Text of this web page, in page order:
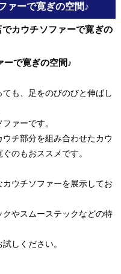
ァーで寛ぎの空間♪
カウチソファーで寛ぎの
ーで寛ぎの空間♪
も、足をのびのびと伸ばし
ァーです。
チ部分を組み合わせたカウ
のもおススメです。
ウチソファーを展示してお
やスムーステックなどの特
しください。